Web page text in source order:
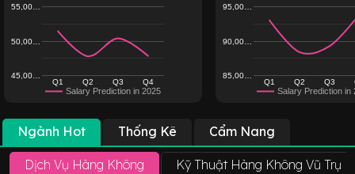
Salary Prediction in 2025
Q1 Q2 Q3 Q4
45,00…
50,00…
55,00…
Salary Prediction in
Q1 Q2 Q3
85,00…
90,00…
95,00…
Ngành Hot Thống Kê Cẩm Nang
Dịch Vụ Hàng Không Kỹ Thuật Hàng Không Vũ Trụ